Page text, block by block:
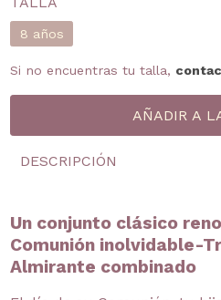
8 años
Si no encuentras tu talla,
DESCRIPCIÓN
Un conjunto clásico
Comunión inolvidable-
Almirante combinado